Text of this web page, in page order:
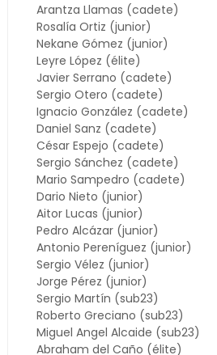
Arantza Llamas (cadete)
Rosalía Ortiz (junior)
Nekane Gómez (junior)
Leyre López (élite)
Javier Serrano (cadete)
Sergio Otero (cadete)
Ignacio González (cadete)
Daniel Sanz (cadete)
César Espejo (cadete)
Sergio Sánchez (cadete)
Mario Sampedro (cadete)
Dario Nieto (junior)
Aitor Lucas (junior)
Pedro Alcázar (junior)
Antonio Pereníguez (junior)
Sergio Vélez (junior)
Jorge Pérez (junior)
Sergio Martín (sub23)
Roberto Greciano (sub23)
Miguel Angel Alcaide (sub23)
Abraham del Caño (élite)